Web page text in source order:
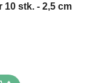
stk. - 2,5 cm